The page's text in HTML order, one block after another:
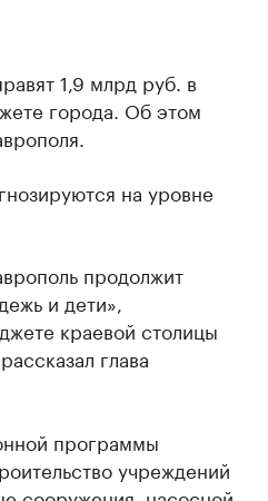
1,9 млрд руб. в
города. Об этом
на уровне
продолжит
и дети»,
краевой столицы
глава
программы
учреждений